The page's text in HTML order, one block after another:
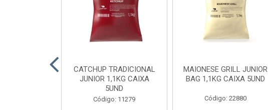
CATCHUP TRADICIONAL
JUNIOR 1,1KG CAIXA
5UND
Código: 11279
MAIONESE GRILL JUNIOR
BAG 1,1KG CAIXA 5UND
Código: 22880